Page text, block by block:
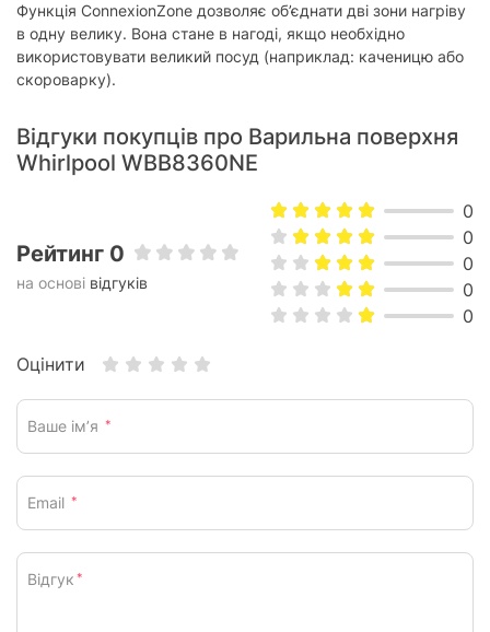
Потужність конфорки 3:
1800 - 2100 Вт
Діаметр конфорки 3:
180 мм
Потужність конфорки 4:
Діаметр конфорки 4:
Фізичні характеристики
590х50х510 мм
Розмір вбудовування:
560х480 мм
Колір:
чорний
Характеристики та комплектація товару можуть змінюватися
Функція ConnexionZone дозволяє об’єднати дві зони нагріву
в одну велику. Вона стане в нагоді, якщо необхідно
використовувати великий посуд (наприклад: каченицю або
скороварку).
Відгуки покупців про Варильна поверхня
Whirlpool WBB8360NE
Рейтинг 0
на основі відгуків
0
0
0
0
0
Оцінити
Ваше ім’я *
Email *
Відгук *